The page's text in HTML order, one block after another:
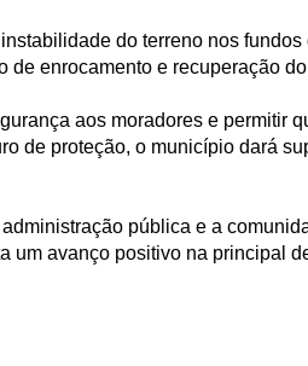
do terreno nos
enrocamento e recuperação
aos moradores e permitir
de proteção, o município dará
pública e a
avanço positivo na principal